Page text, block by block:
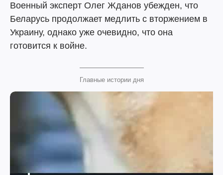
Военный эксперт Олег Жданов убежден, что
Беларусь продолжает медлить с вторжением в
Украину, однако уже очевидно, что она
готовится к войне.
Главные истории дня